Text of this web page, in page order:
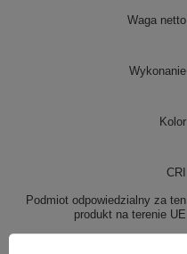
Podmiot odpowiedzialny za ten
produkt na terenie UE
Waga netto
Wykonanie
Kolor
CRI